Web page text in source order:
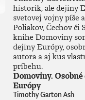
historik, ale dejiny
svetovej vojny píše
Poliakov, Čechov či
knihe Domoviny
dejiny Európy,
autora a aj kus
príbehu.
Domoviny.
Európy
Timothy Garton Ash